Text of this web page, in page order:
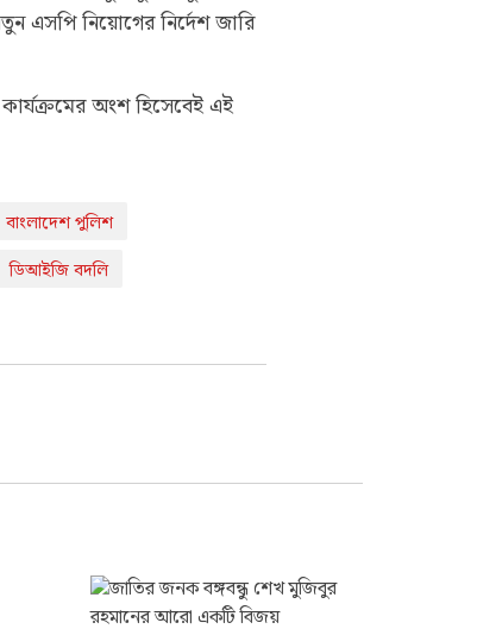
এসপি নিয়োগের নির্দেশ জারি
অংশ হিসেবেই এই
বাংলাদেশ পুলিশ
ডিআইজি বদলি